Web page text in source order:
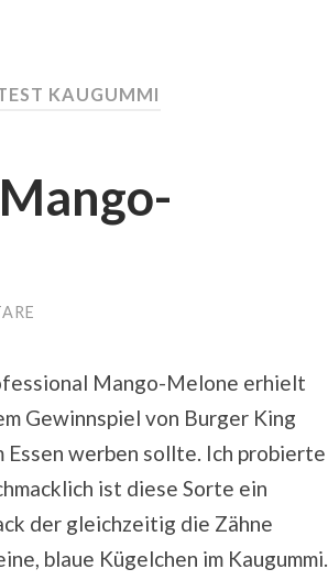
KAUGUMMI
Mango-Melone erhielt
Gewinnspiel von Burger King
Essen werben sollte. Ich probierte
ist diese Sorte ein
der gleichzeitig die Zähne
blaue Kügelchen im Kaugummi.